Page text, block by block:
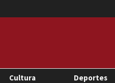
Cultura Deportes